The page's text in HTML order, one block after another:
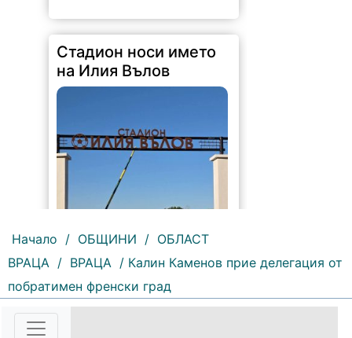
Стадион носи името
на Илия Вълов
С футболна среща между
юношеските отбори на "Мизия" /
Начало / ОБЩИНИ / ОБЛАСТ
ВРАЦА / ВРАЦА / Калин Каменов прие делегация от
побратимен френски град